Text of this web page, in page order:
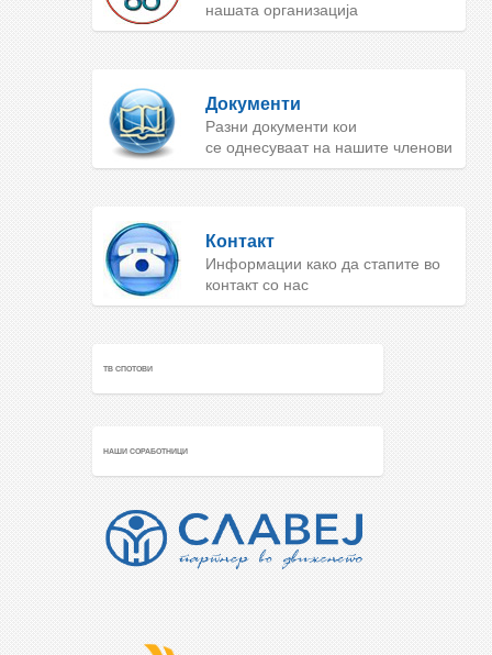
нашата организација
Документи
Разни документи кои
се однесуваат на нашите членови
Контакт
Информации како да стапите во
контакт со нас
ТВ СПОТОВИ
НАШИ СОРАБОТНИЦИ